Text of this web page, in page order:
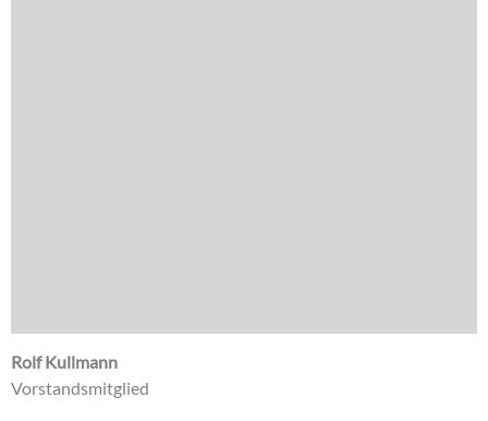
Rolf Kullmann
Vorstandsmitglied